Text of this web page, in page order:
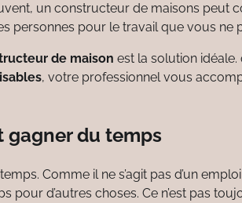
un constructeur de maisons peut
personnes pour le travail que vous ne
de maison est la solution idéale.
, votre professionnel vous
gagner du temps
Comme il ne s’agit pas d’un
pour d’autres choses. Ce n’est pas